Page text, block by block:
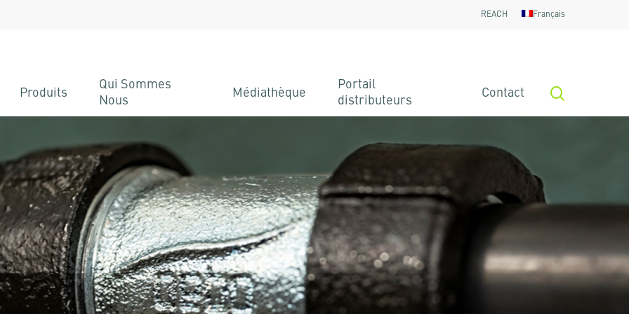
REACH Français
Produits
Qui Sommes
Nous
Médiathèque
Portail
distributeurs
Contact